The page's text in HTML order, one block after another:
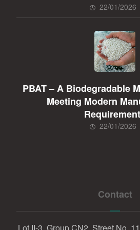
22/01/2026
PBAT – A Biodegradable
Meeting Modern
22/01/2026
Contact
Lot II-3, Group CN2, Street No.